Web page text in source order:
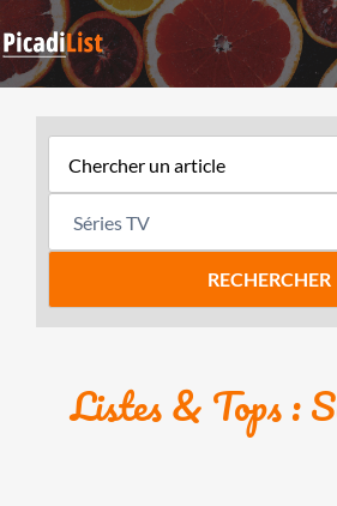
Listes & Tops :